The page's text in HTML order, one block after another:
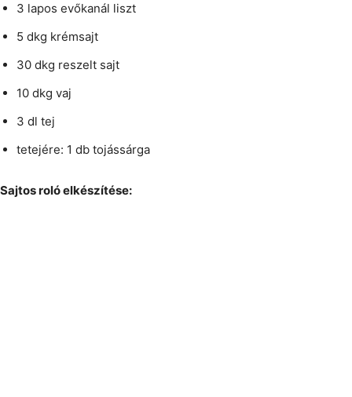
3 lapos evőkanál liszt
5 dkg krémsajt
30 dkg reszelt sajt
10 dkg vaj
3 dl tej
tetejére: 1 db tojássárga
Sajtos roló elkészítése: